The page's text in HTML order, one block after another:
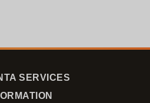
SERVICES